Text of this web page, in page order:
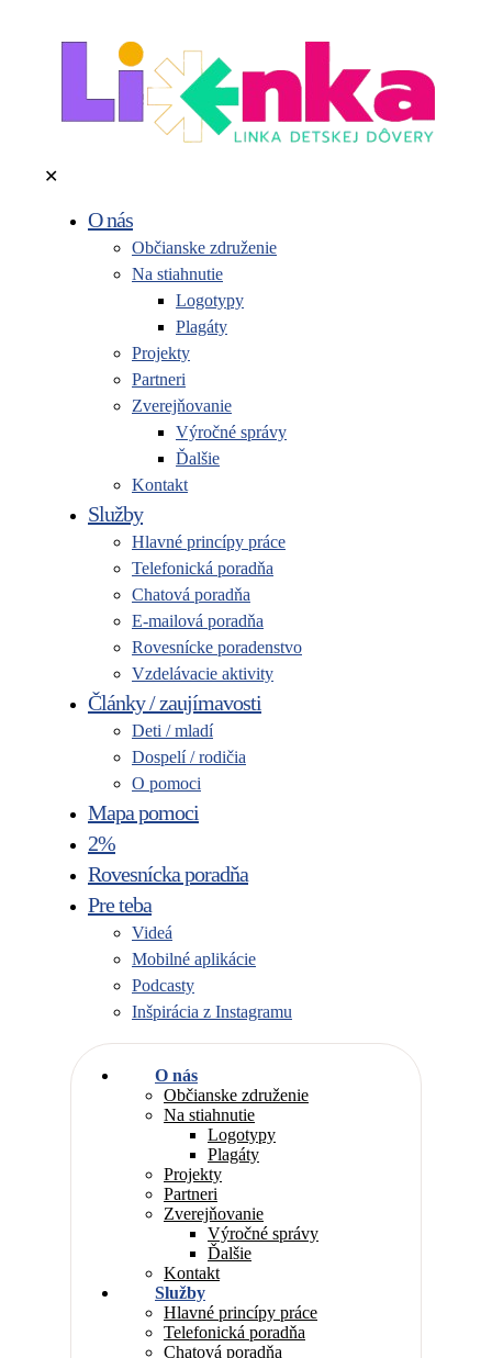
✕
O nás
Občianske združenie
Na stiahnutie
Logotypy
Plagáty
Projekty
Partneri
Zverejňovanie
Výročné správy
Ďalšie
Kontakt
Služby
Hlavné princípy práce
Telefonická poradňa
Chatová poradňa
E-mailová poradňa
Rovesnícke poradenstvo
Vzdelávacie aktivity
Články / zaujímavosti
Deti / mladí
Dospelí / rodičia
O pomoci
Mapa pomoci
2%
Rovesnícka poradňa
Pre teba
Videá
Mobilné aplikácie
Podcasty
Inšpirácia z Instagramu
O nás
Občianske združenie
Na stiahnutie
Logotypy
Plagáty
Projekty
Partneri
Zverejňovanie
Výročné správy
Ďalšie
Kontakt
Služby
Hlavné princípy práce
Telefonická poradňa
Chatová poradňa